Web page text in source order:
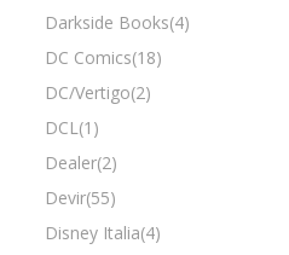
Darkside Books(4)
DC Comics(18)
DC/Vertigo(2)
DCL(1)
Dealer(2)
Devir(55)
Disney Italia(4)